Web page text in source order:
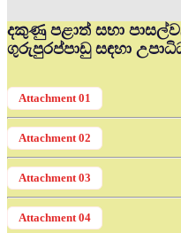
දකුණු පළාත් සභා
ගුරුපුරප්පාඩු සඳහා
Attachment 01
Attachment 02
Attachment 03
Attachment 04